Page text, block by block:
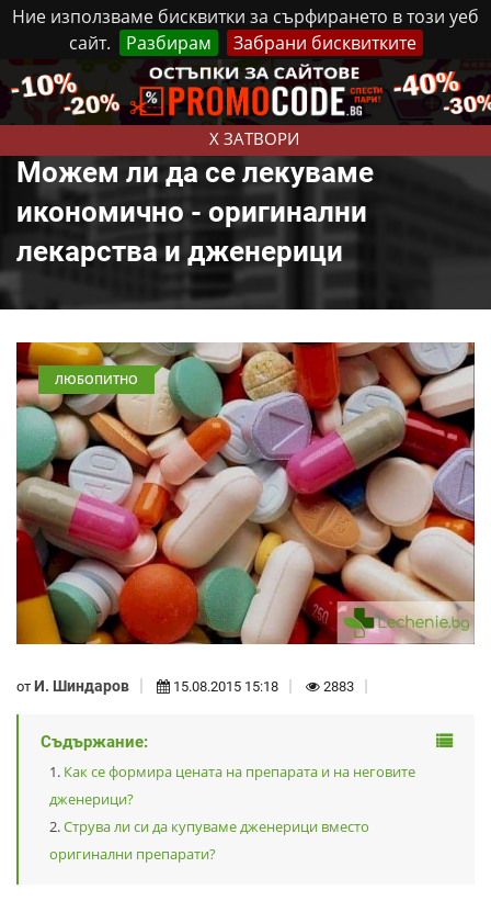
Ние използваме бисквитки за сърфирането в този уеб
сайт.
Разбирам Забрани бисквитките
X ЗАТВОРИ
Четвъртък, 6 Август, 2026 Реклама Контакти
Можем ли да се лекуваме
икономично - оригинални
лекарства и дженерици
ЛЮБОПИТНО
от И. Шиндаров 15.08.2015 15:18 2883
Съдържание:
Как се формира цената на препарата и на неговите
дженерици?
Струва ли си да купуваме дженерици вместо
оригинални препарати?